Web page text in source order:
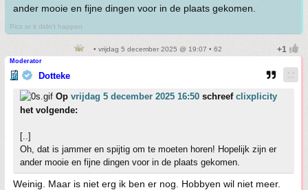
ander mooie en fijne dingen voor in de plaats gekomen.
Pics or it didn't happen
• vrijdag 5 december 2025 @ 19:07 • 62
Moderator
Dotteke
Op vrijdag 5 december 2025 16:50 schreef clixplicity
het volgende:
[..]
Oh, dat is jammer en spijtig om te moeten horen! Hopelijk zijn er
ander mooie en fijne dingen voor in de plaats gekomen.
Weinig. Maar is niet erg ik ben er nog. Hobbyen wil niet meer.